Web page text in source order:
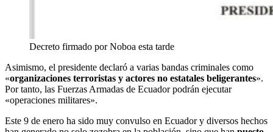
Decreto firmado por Noboa esta tarde
Asimismo, el presidente declaró a varias bandas criminales como
«organizaciones terroristas y actores no estatales beligerantes».
Por tanto, las Fuerzas Armadas de Ecuador podrán ejecutar
«operaciones militares».
Este 9 de enero ha sido muy convulso en Ecuador y diversos hechos